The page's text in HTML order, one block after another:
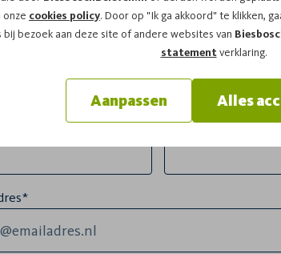
onze cookies policy. Door op "Ik ga akkoord" te klikken,
bij bezoek aan deze site of andere websites van
statementverklaring.
Aanpassen Alles
Achternaam*